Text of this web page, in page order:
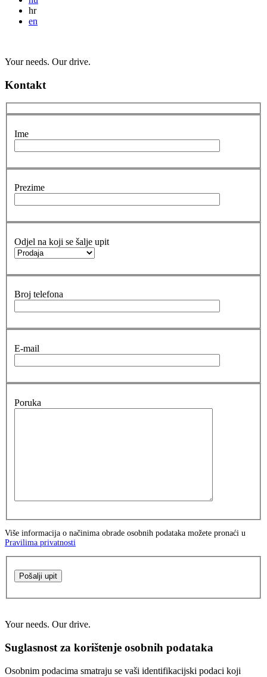
hr
en
Your needs. Our drive.
Kontakt
Ime
Prezime
Odjel na koji se šalje upit
Broj telefona
E-mail
Poruka
Više informacija o načinima obrade osobnih podataka možete pronaći u
Pravilima privatnosti
Pošalji upit
Your needs. Our drive.
Suglasnost za korištenje osobnih podataka
Osobnim podacima smatraju se vaši identifikacijski podaci koji